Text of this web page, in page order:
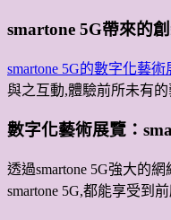
smartone 5G帶來的
smartone 5G的數字化藝術
與之互動,體驗前所未有的
數字化藝術展覽：
透過smartone 5G強大的
smartone 5G,都能享受到